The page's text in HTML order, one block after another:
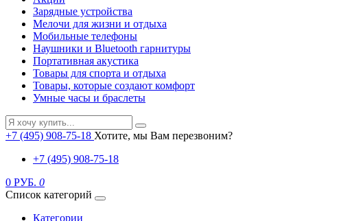
Зарядные устройства
Мелочи для жизни и отдыха
Мобильные телефоны
Наушники и Bluetooth гарнитуры
Портативная акустика
Товары для спорта и отдыха
Товары, которые создают комфорт
Умные часы и браслеты
+7 (495) 908-75-18 Хотите, мы Вам перезвоним?
+7 (495) 908-75-18
0 РУБ. 0
Список категорий
Категории